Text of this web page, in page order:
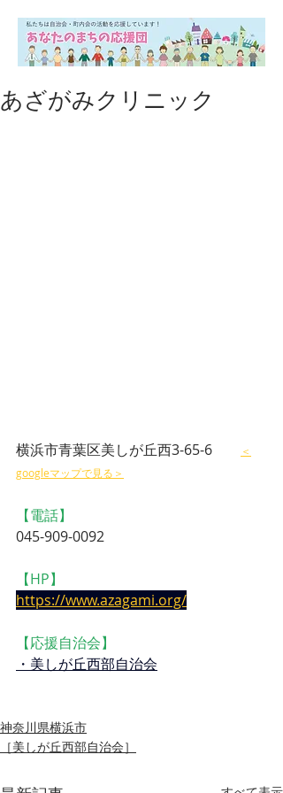
あざがみクリニック
横浜市青葉区美しが丘西3-65-6
＜
googleマップで見る＞
【電話】
045-909-0092
【HP】
https://www.azagami.org/
【応援自治会】
・美しが丘西部自治会
神奈川県横浜市
［美しが丘西部自治会］